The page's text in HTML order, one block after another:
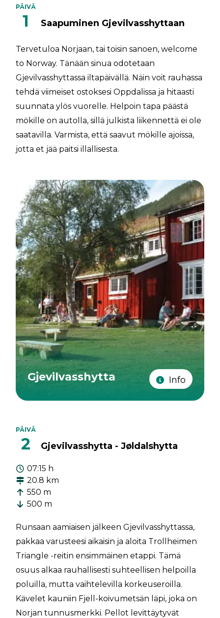
PÄIVÄ
1 Saapuminen Gjevilvasshyttaan
Tervetuloa Norjaan, tai toisin sanoen, welcome
to Norway. Tänään sinua odotetaan
Gjevilvasshyttassa iltapäivällä. Näin voit rauhassa
tehdä viimeiset ostoksesi Oppdalissa ja hitaasti
suunnata ylös vuorelle. Helpoin tapa päästä
mökille on autolla, sillä julkista liikennettä ei ole
saatavilla. Varmista, että saavut mökille ajoissa,
jotta et jää paitsi illallisesta.
Gjevilvasshytta Info
PÄIVÄ
2 Gjevilvasshytta - Jøldalshytta
07:15 h
20.8 km
550 m
500 m
Runsaan aamiaisen jälkeen Gjevilvasshyttassa,
pakkaa varusteesi aikaisin ja aloita Trollheimen
Triangle -reitin ensimmäinen etappi. Tämä
osuus alkaa rauhallisesti suhteellisen helpoilla
poluilla, mutta vaihtelevilla korkeuseroilla.
Kävelet kauniin Fjell-koivumetsän läpi, joka on
Norjan tunnusmerkki. Pellot levittäytyvät